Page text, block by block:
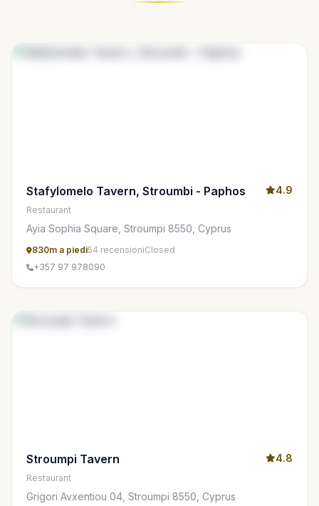
Stafylomelo Tavern, Stroumbi - Paphos 4.9
Restaurant
Ayia Sophia Square, Stroumpi 8550, Cyprus
830m a piedi54 recensioniClosed
+357 97 978090
Stroumpi Tavern 4.8
Restaurant
Grigori Avxentiou 04, Stroumpi 8550, Cyprus